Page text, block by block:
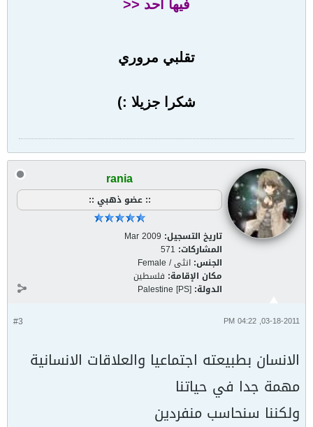
فيها أحد <<
تقلبي مروري
شكرا جزيلا :)
rania
:: عضو ذهبي ::
تاريخ التسجيل: Mar 2009
المشاركات: 571
الجنس: انثى / Female
مكان الإقامة: فلسطين
الدولة: Palestine [PS]
#3 03-18-2011, 04:22 PM
الانسان بطبيعته اجتماعيا والعلاقات الانسانية
مهمة جدا في حياتنا
ولكننا سنحاسب منفردين